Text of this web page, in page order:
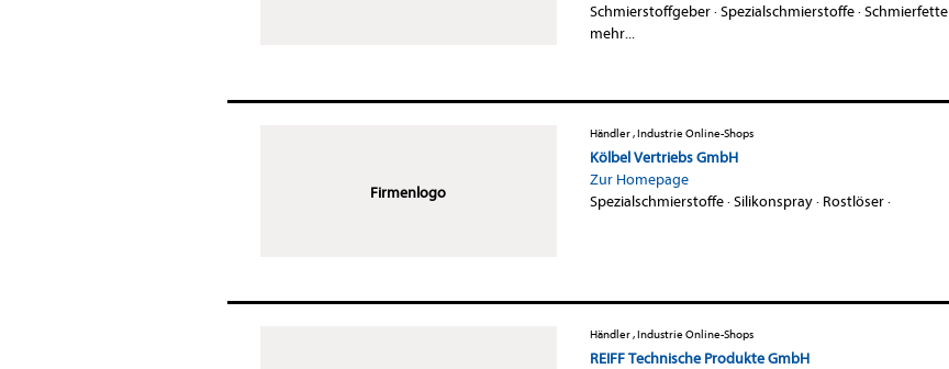
Schmierstoffgeber·Spezialschmierstoffe·Schmierfette
mehr...
Firmenlogo
Händler , Industrie Online-Shops
Kölbel Vertriebs GmbH
Zur Homepage
Spezialschmierstoffe·Silikonspray· Rostlöser·
Händler , Industrie Online-Shops
REIFF Technische Produkte GmbH